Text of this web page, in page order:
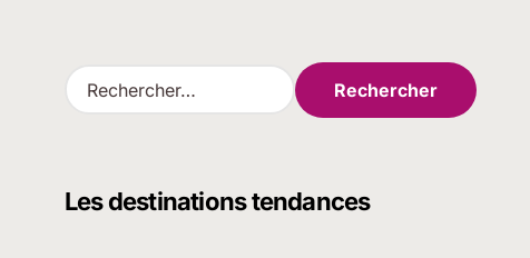
R
e
rLes destinations tendances